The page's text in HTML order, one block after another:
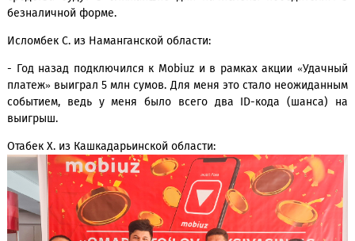
2023 года состоялась официальная церемония
всех необходимых документов счастливчиков. Все
средства будут в ближайшие дни начислены
безналичной форме.
Исломбек С. из Наманганской области:
- Год назад подключился к Mobiuz и в рамках акции
платеж» выиграл 5 млн сумов. Для меня это стало
событием, ведь у меня было всего два ID-кода
выигрыш.